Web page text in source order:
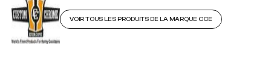
VOIR TOUS LES PRODUITS DE LA MARQUE CCE